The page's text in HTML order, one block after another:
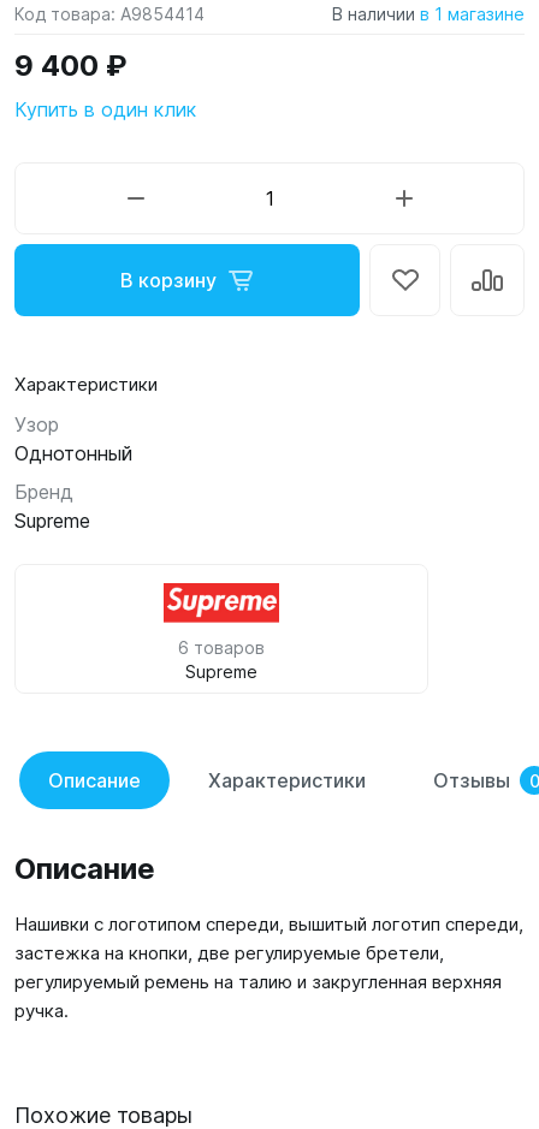
Код товара: A9854414 В наличии в 1 магазине
9 400 ₽
Купить в один клик
В корзину
Характеристики
Узор
Однотонный
Бренд
Supreme
6 товаров
Supreme
Описание Характеристики Отзывы 0
Описание
Нашивки с логотипом спереди, вышитый логотип спереди,
застежка на кнопки, две регулируемые бретели,
регулируемый ремень на талию и закругленная верхняя
ручка.
Похожие товары